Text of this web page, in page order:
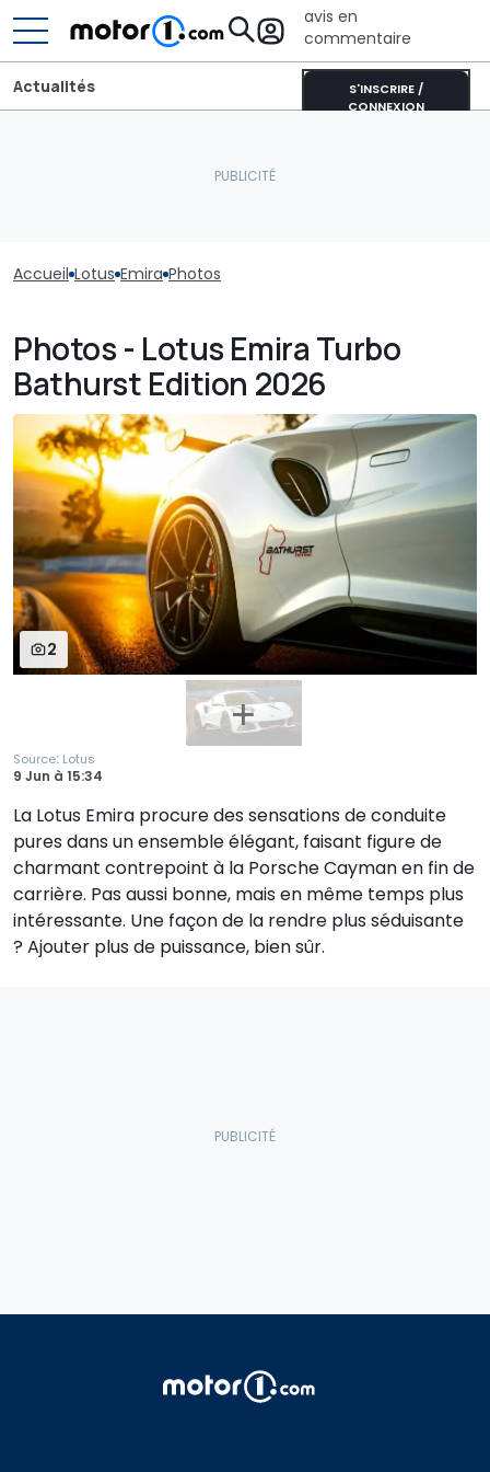
avis en
commentaire
S'INSCRIRE /
CONNEXION
Actualités
Accueil Lotus Emira Photos
Photos - Lotus Emira Turbo
Bathurst Edition 2026
2
Source: Lotus
9 Jun à 15:34
La Lotus Emira procure des sensations de conduite
pures dans un ensemble élégant, faisant figure de
charmant contrepoint à la Porsche Cayman en fin de
carrière. Pas aussi bonne, mais en même temps plus
intéressante. Une façon de la rendre plus séduisante
? Ajouter plus de puissance, bien sûr.